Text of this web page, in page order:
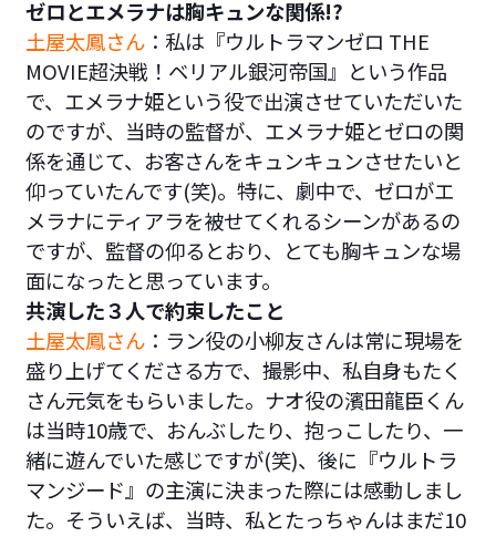
ゼロとエメラナは胸キュンな関係!?
土屋太鳳さん：私は『ウルトラマンゼロ THE
MOVIE超決戦！ベリアル銀河帝国』という作品
で、エメラナ姫という役で出演させていただいた
のですが、当時の監督が、エメラナ姫とゼロの関
係を通じて、お客さんをキュンキュンさせたいと
仰っていたんです(笑)。特に、劇中で、ゼロがエ
メラナにティアラを被せてくれるシーンがあるの
ですが、監督の仰るとおり、とても胸キュンな場
面になったと思っています。
共演した３人で約束したこと
土屋太鳳さん：ラン役の小柳友さんは常に現場を
盛り上げてくださる方で、撮影中、私自身もたく
さん元気をもらいました。ナオ役の濱田龍臣くん
は当時10歳で、おんぶしたり、抱っこしたり、一
緒に遊んでいた感じですが(笑)、後に『ウルトラ
マンジード』の主演に決まった際には感動しまし
た。そういえば、当時、私とたっちゃんはまだ10